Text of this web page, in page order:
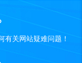
有关网站疑难问题！